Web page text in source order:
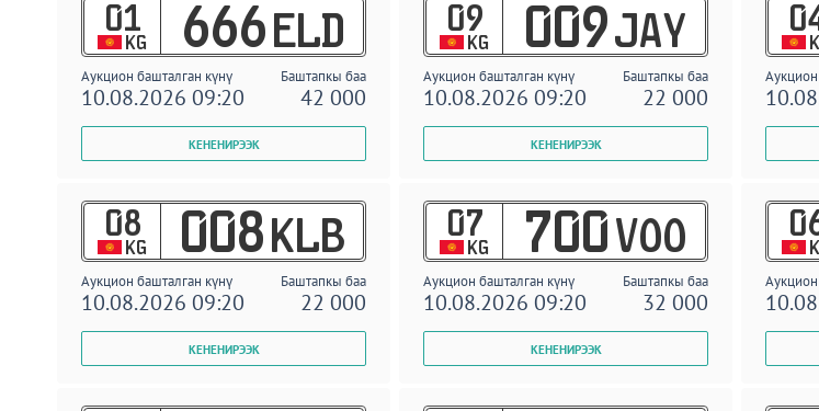
01
KG 666 ELD
Аукцион башталган күнү Баштапкы баа
10.08.2026 09:20 42 000
09
KG 009 JAY
Аукцион башталган күнү Баштапкы баа
10.08.2026 09:20 22 000
08
KG 008 KLB
Аукцион башталган күнү Баштапкы баа
10.08.2026 09:20 22 000
07
KG 700 VOO
Аукцион башталган күнү Баштапкы баа
10.08.2026 09:20 32 000